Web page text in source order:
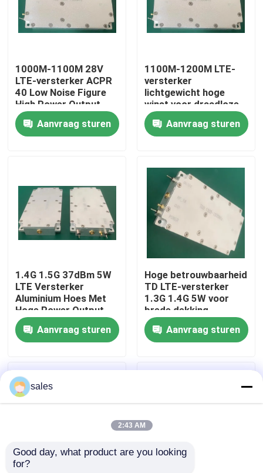
Thuis
Contacten
Producten
rf-machtsversterker
LTE-Machtsversterker
Breedbandmachtsversterker
Telecommunicatieversterker
mobiele signaalrepeater
1000M-1100M 28V
LTE-versterker ACPR
40 Low Noise Figure
High Power Output
Aanvraag sturen
1100M-1200M LTE-
versterker
lichtgewicht hoge
winst voor draadloze
communicatie
Aanvraag sturen
1.4G 1.5G 37dBm 5W
LTE Versterker
Aluminium Hoes Met
Hoge Power Output
Aanvraag sturen
Hoge betrouwbaarheid
TD LTE-versterker
1.3G 1.4G 5W voor
brede dekking
Aanvraag sturen
sales
2:43 AM
Good day, what product are you looking
for?